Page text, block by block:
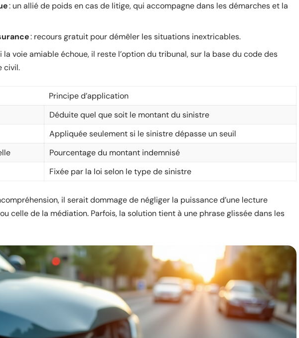
: un allié de poids en cas de litige, qui accompagne dans les démarches et la
: recours gratuit pour démêler les situations inextricables.
la voie amiable échoue, il reste l’option du tribunal, sur la base du code des
civil.
Principe d’application
Déduite quel que soit le montant du sinistre
Appliquée seulement si le sinistre dépasse un seuil
Pourcentage du montant indemnisé
Fixée par la loi selon le type de sinistre
il serait dommage de négliger la puissance d’une lecture
celle de la médiation. Parfois, la solution tient à une phrase glissée dans les